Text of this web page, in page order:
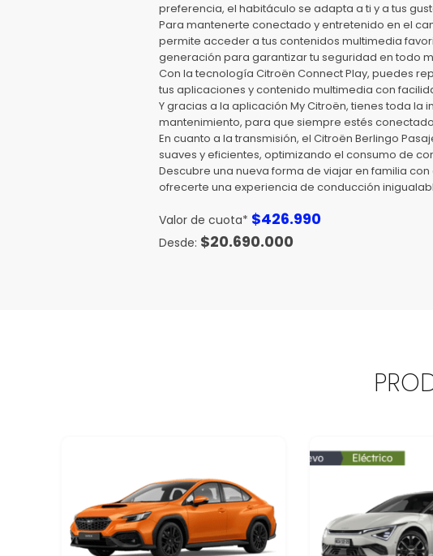
preferencia, el habitáculo se adapta a ti y a tus
Para mantenerte conectado y entretenido en el
permite acceder a tus contenidos multimedia
generación para garantizar tu seguridad en todo
Con la tecnología Citroën Connect Play, puedes
tus aplicaciones y contenido multimedia con
Y gracias a la aplicación My Citroën, tienes toda
mantenimiento, para que siempre estés
En cuanto a la transmisión, el Citroën Berlingo
suaves y eficientes, optimizando el consumo de
Descubre una nueva forma de viajar en familia
ofrecerte una experiencia de conducción
Valor de cuota* $426.990
$20.690.000